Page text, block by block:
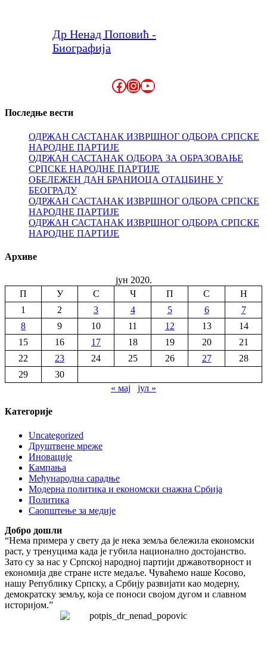
Др Ненад Поповић -
Биографија
Facebook
Instagram
YouTube
Последње вести
ОДРЖАН САСТАНАК ИЗВРШНОГ ОДБОРА СРПСКЕ
НАРОДНЕ ПАРТИЈЕ
ОДРЖАН САСТАНАК ОДБОРА ЗА ОБРАЗОВАЊЕ
СРПСКЕ НАРОДНЕ ПАРТИЈЕ
ОБЕЛЕЖЕН ДАН БРАНИОЦА ОТАЏБИНЕ У
БЕОГРАДУ
ОДРЖАН САСТАНАК ИЗВРШНОГ ОДБОРА СРПСКЕ
НАРОДНЕ ПАРТИЈЕ
ОДРЖАН САСТАНАК ИЗВРШНОГ ОДБОРА СРПСКЕ
НАРОДНЕ ПАРТИЈЕ
Архиве
јун 2020.
П
У С Ч П С
Н
1
2 3 4 5 6
7
8
9 10 11 12 13
14
15
16 17 18 19 20
21
22
23 24 25 26 27
28
29
30
« мај
јул »
Категорије
Uncategorized
Друштвене мреже
Иновације
Кампања
Међународна сарадње
Модерна политика и економски снажна Србија
Политика
Саопштење за медије
Добро дошли
“Нема примера у свету да је нека земља бележила економски
раст, у тренуцима када је губила национално достојанство.
Зато су за нас у Српској народној партији државотворност и
економија две стране исте медаље. Чуваћемо наше Косово,
нашу Републику Српску, а Србију развијати као модерну,
демократску земљу, која се поноси својом дугом и славном
историјом.”